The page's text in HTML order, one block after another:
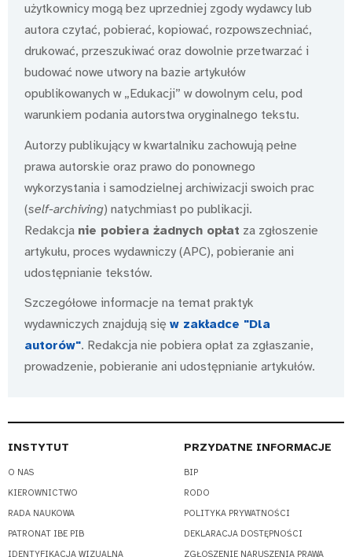
użytkownicy mogą bez uprzedniej zgody wydawcy lub
autora czytać, pobierać, kopiować, rozpowszechniać,
drukować, przeszukiwać oraz dowolnie przetwarzać i
budować nowe utwory na bazie artykułów
opublikowanych w „Edukacji” w dowolnym celu, pod
warunkiem podania autorstwa oryginalnego tekstu.
Autorzy publikujący w kwartalniku zachowują pełne
prawa autorskie oraz prawo do ponownego
wykorzystania i samodzielnej archiwizacji swoich prac
(self-archiving) natychmiast po publikacji.
Redakcja nie pobiera żadnych opłat za zgłoszenie
artykułu, proces wydawniczy (APC), pobieranie ani
udostępnianie tekstów.
Szczegółowe informacje na temat praktyk
wydawniczych znajdują sięw zakładce "Dla
autorów". Redakcja nie pobiera opłat za zgłaszanie,
prowadzenie, pobieranie ani udostępnianie artykułów.
INSTYTUT
O NAS
KIEROWNICTWO
RADA NAUKOWA
PATRONAT IBE PIB
IDENTYFIKACJA WIZUALNA
PRZYDATNE INFORMACJE
BIP
RODO
POLITYKA PRYWATNOŚCI
DEKLARACJA DOSTĘPNOŚCI
ZGŁOSZENIE NARUSZENIA PRAWA